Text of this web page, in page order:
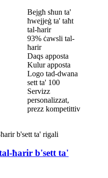
Bejgħ sħun ta'
ħwejjeġ ta' taħt
tal-ħarir
93% ċawsli tal-
ħarir
Daqs apposta
Kulur apposta
Logo tad-dwana
sett ta' 100
Servizz
personalizzat,
prezz kompetittiv
ħarir b'sett ta'